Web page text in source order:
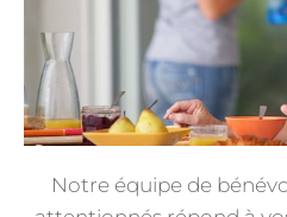
Notre équipe de